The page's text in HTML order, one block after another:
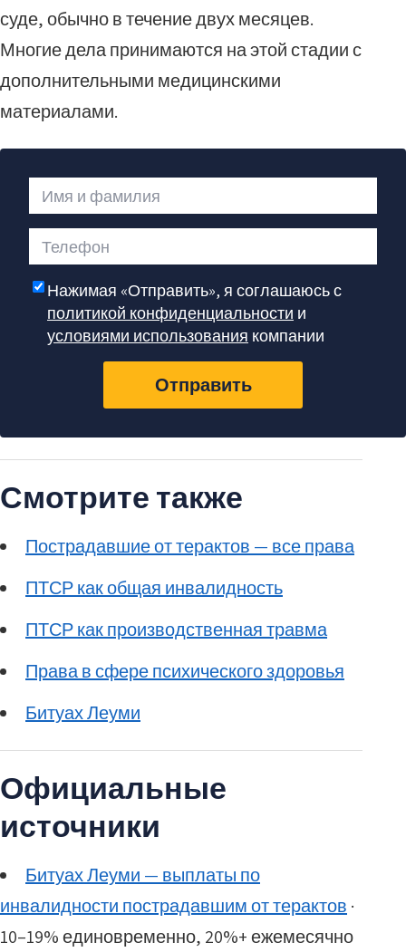
суде, обычно в течение двух месяцев.
Многие дела принимаются на этой стадии с
дополнительными медицинскими
материалами.
Имя и фамилия
Телефон
Нажимая «Отправить», я соглашаюсь с
политикой конфиденциальности и
условиями использования компании
Отправить
Смотрите также
Пострадавшие от терактов — все права
ПТСР как общая инвалидность
ПТСР как производственная травма
Права в сфере психического здоровья
Битуах Леуми
Официальные
источники
Битуах Леуми — выплаты по
инвалидности пострадавшим от терактов ·
10–19% единовременно, 20%+ ежемесячно